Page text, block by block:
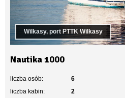
Wilkasy, port PTTK Wilkasy
Nautika 1000
liczba osób:
6
liczba kabin:
2